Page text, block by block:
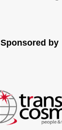
Sponsored by